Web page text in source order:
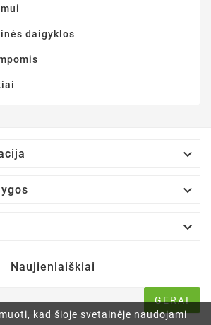
kad šioje svetainėje naudojami
daigyklos



Naujienlaiškiai
GERAI